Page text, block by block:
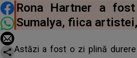
DISTRIBUIE ARTICOLUL
Rona Hartner a
Sumalya, fiica
Astăzi a fost o zi plină durere